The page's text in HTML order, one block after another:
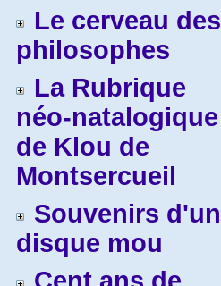
Le cerveau des
philosophes
La Rubrique
néo-natalogique
de Klou de
Montsercueil
Souvenirs d'un
disque mou